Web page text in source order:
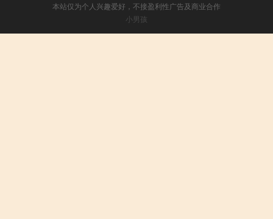
本站仅为个人兴趣爱好，不接盈利性广告及商业合作
小男孩